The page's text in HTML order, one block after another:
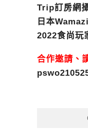
Trip訂房網
日本
2022食尚玩
合作邀請、